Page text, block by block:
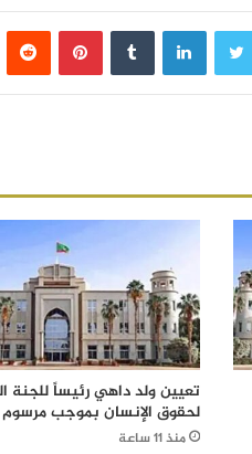
لينكدإن بينتيريست
تعيين ولد داهي رئيساً للجنة
لحقوق الإنسان بموجب
منذ 11 ساعة